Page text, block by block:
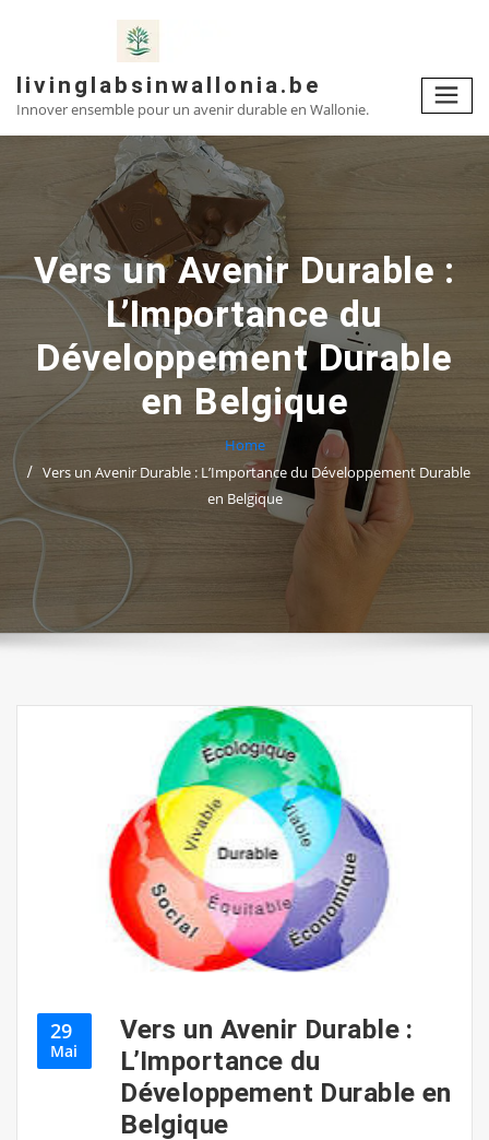
livinglabsinwallonia.be
Innover ensemble pour un avenir durable en Wallonie.
Vers un Avenir Durable :
L’Importance du
Développement Durable
en Belgique
Home
Vers un Avenir Durable : L’Importance du Développement Durable
en Belgique
29
Mai
Vers un Avenir Durable :
L’Importance du
Développement Durable en
Belgique